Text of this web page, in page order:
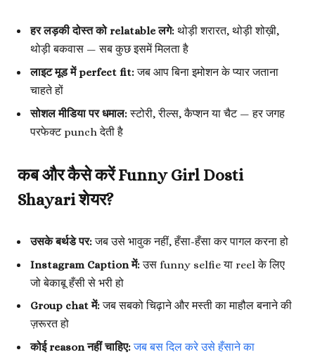
हर लड़की दोस्त को relatable लगे: थोड़ी शरारत, थोड़ी शोख़ी,
थोड़ी बकवास — सब कुछ इसमें मिलता है
लाइट मूड में perfect fit:जब आप बिना इमोशन के प्यार जताना
चाहते हों
सोशल मीडिया पर धमाल:स्टोरी, रील्स, कैप्शन या चैट — हर जगह
परफेक्ट punch देती है
कब और कैसे करें Funny Girl Dosti
Shayari शेयर?
उसके बर्थडे पर:जब उसे भावुक नहीं, हँसा-हँसा कर पागल करना हो
Instagram Caption में:उस funny selfie या reel के लिए
जो बेकाबू हँसी से भरी हो
Group chat में:जब सबको चिढ़ाने और मस्ती का माहौल बनाने की
ज़रूरत हो
कोई reason नहीं चाहिए:जब बस दिल करे उसे हँसाने का